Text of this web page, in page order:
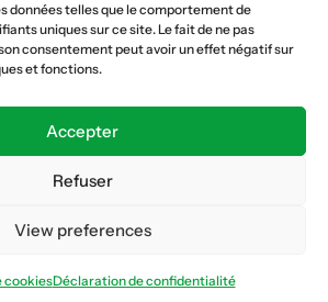
données telles que le comportement de
uniques sur ce site. Le fait de ne pas
consentement peut avoir un effet négatif sur
et fonctions.
Accepter
Refuser
View preferences
cookiesDéclaration de confidentialité
Website :